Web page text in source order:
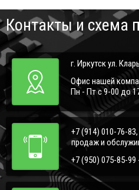
Контакты и схема
г. Иркутск ул.
Офис нашей
Пн - Пт с 9-00 до
+7 (914) 010-76-
продаж и
+7 (950) 075-85-